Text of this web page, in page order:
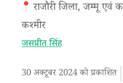
राजौरी जिला, जम्मू एवं
कश्मीर
जसप्रीत सिंह
30 अक्टूबर 2024 को प्रकाशित